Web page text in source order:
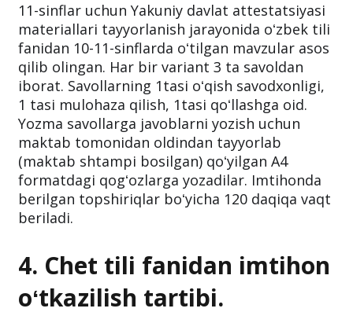
11-sinflar uchun Yakuniy davlat attestatsiyasi
materiallari tayyorlanish jarayonida oʻzbek tili
fanidan 10-11-sinflarda oʻtilgan mavzular asos
qilib olingan. Har bir variant 3 ta savoldan
iborat. Savollarning 1tasi oʻqish savodxonligi,
1 tasi mulohaza qilish, 1tasi qoʻllashga oid.
Yozma savollarga javoblarni yozish uchun
maktab tomonidan oldindan tayyorlab
(maktab shtampi bosilgan) qoʻyilgan A4
formatdagi qogʻozlarga yozadilar. Imtihonda
berilgan topshiriqlar boʻyicha 120 daqiqa vaqt
beriladi.
4. Chet tili fanidan imtihon
oʻtkazilish tartibi.